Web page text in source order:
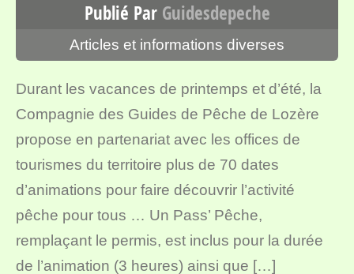
Publié Par Guidesdepeche
Articles et informations diverses
Durant les vacances de printemps et d’été, la
Compagnie des Guides de Pêche de Lozère
propose en partenariat avec les offices de
tourismes du territoire plus de 70 dates
d’animations pour faire découvrir l’activité
pêche pour tous … Un Pass’ Pêche,
remplaçant le permis, est inclus pour la durée
de l’animation (3 heures) ainsi que […]